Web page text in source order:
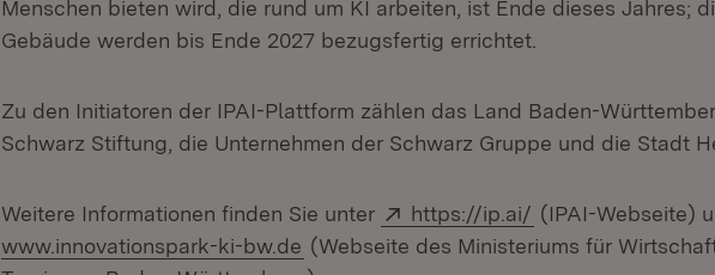
Menschen bieten wird, die rund um KI arbeiten, ist Ende dieses Jahres;
Gebäude werden bis Ende 2027 bezugsfertig errichtet.
Zu den Initiatoren der IPAI-Plattform zählen das Land Baden-
Schwarz Stiftung, die Unternehmen der Schwarz Gruppe und die Stadt
Weitere Informationen finden Sie unter Extern:
https://ip.ai/ (Öffnet in neuem
(IPAI-Webseite)
www.innovationspark-ki-bw.de (Öffnet in neuem Fenster)
(Webseite des Ministeriums für